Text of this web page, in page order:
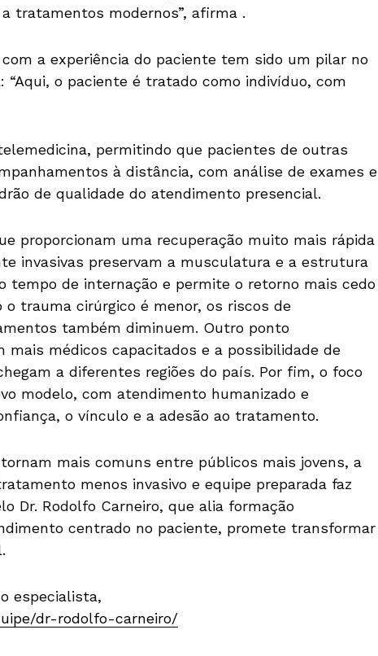
tratamentos modernos”, afirma .
a experiência do paciente tem sido um pilar no
o paciente é tratado como indivíduo, com
permitindo que pacientes de outras
à distância, com análise de exames e
de qualidade do atendimento presencial.
proporcionam uma recuperação muito mais rápida
invasivas preservam a musculatura e a estrutura
tempo de internação e permite o retorno mais cedo
trauma cirúrgico é menor, os riscos de
também diminuem. Outro ponto
médicos capacitados e a possibilidade de
a diferentes regiões do país. Por fim, o foco
modelo, com atendimento humanizado e
o vínculo e a adesão ao tratamento.
mais comuns entre públicos mais jovens, a
menos invasivo e equipe preparada faz
Dr. Rodolfo Carneiro, que alia formação
centrado no paciente, promete transformar
especialista,
dr-rodolfo-carneiro/